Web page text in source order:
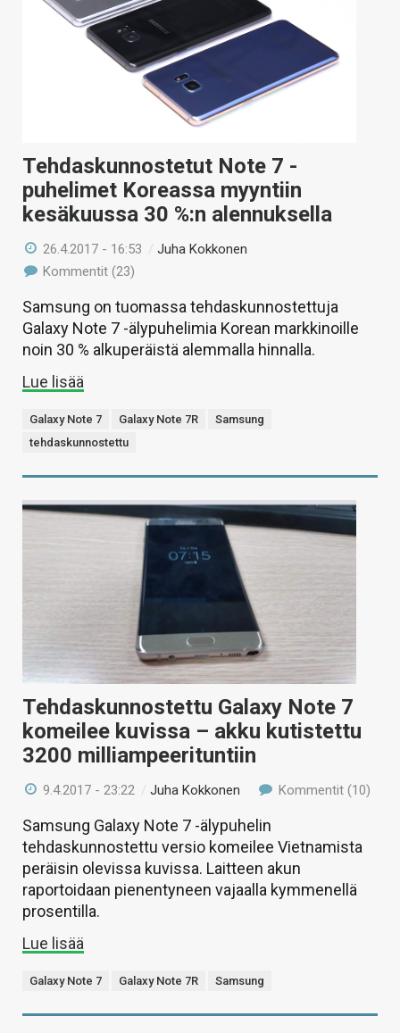
Tehdaskunnostetut Note 7 -
puhelimet Koreassa myyntiin
kesäkuussa 30 %:n alennuksella
26.4.2017 - 16:53 /Juha Kokkonen
Kommentit (23)
Samsung on tuomassa tehdaskunnostettuja
Galaxy Note 7 -älypuhelimia Korean markkinoille
noin 30 % alkuperäistä alemmalla hinnalla.
Lue lisää
Galaxy Note 7 Galaxy Note 7R
Samsung
tehdaskunnostettu
Tehdaskunnostettu Galaxy Note 7
komeilee kuvissa – akku kutistettu
3200 milliampeerituntiin
9.4.2017 - 23:22 /Juha Kokkonen Kommentit (10)
Samsung Galaxy Note 7 -älypuhelin
tehdaskunnostettu versio komeilee Vietnamista
peräisin olevissa kuvissa. Laitteen akun
raportoidaan pienentyneen vajaalla kymmenellä
prosentilla.
Lue lisää
Galaxy Note 7 Galaxy Note 7R Samsung